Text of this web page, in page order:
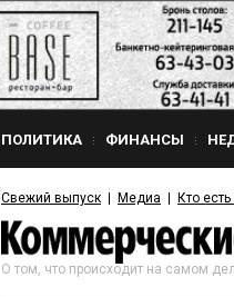
ПОЛИТИКА ФИНАНСЫ
Свежий выпуск Медиа Кто есть
О том, что происходит на самом